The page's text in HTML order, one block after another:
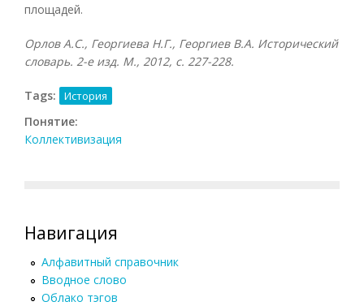
площадей.
Орлов А.С., Георгиева Н.Г., Георгиев В.А. Исторический
словарь. 2-е изд. М., 2012, с. 227-228.
Tags: История
Понятие:
Коллективизация
Навигация
Алфавитный справочник
Вводное слово
Облако тэгов